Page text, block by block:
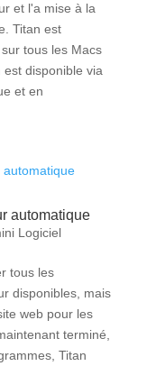
et l'a mise à la
Titan est
tous les Macs
disponible via
et en
automatique
Logiciel
tous les
disponibles, mais
web pour les
terminé,
Titan